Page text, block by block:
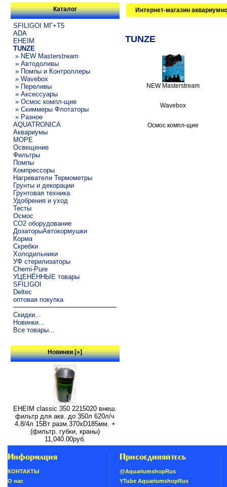
Каталог
SFILIGOI МГ+Т5
ADA
EHEIM
TUNZE
» NEW Masterstream
» Автодоливы
» Помпы и Контроллеры
» Wavebox
» Переливы
» Аксессуары
» Осмос компл-щие
» Скиммеры Флотаторы
» Разное
AQUATRONICA
Аквариумы
МОРЕ
Освещение
Фильтры
Помпы
Компрессоры
Нагреватели Термометры
Грунты и декорации
Грунтовая техника
Удобрения и уход
Тесты
Осмос
CO2 оборудование
ДозаторыАвтокормушки
Корма
Скребки
Холодильники
УФ стерилизаторы
Chemi-Pure
УЦЕНЁННЫЕ товары
SFILIGOI
Deltec
оптовая покупка
Скидки...
Новинки...
Все товары...
Новинки [»]
EHEIM classic 350 2215020 внеш.
фильтр для акв. до 350л 620л/ч
4.8/4л 15Вт разм.370хD185мм. +
(фильтр. губки, краны)
11,040.00руб.
Интернет-магазин
TUNZE
NEW Masterstream
Wavebox
Осмос компл-щие
Информация
КОНТАКТЫ
О нас
Присоединяйтесь
@AquariumshopRus
YTube AquariumshopRus